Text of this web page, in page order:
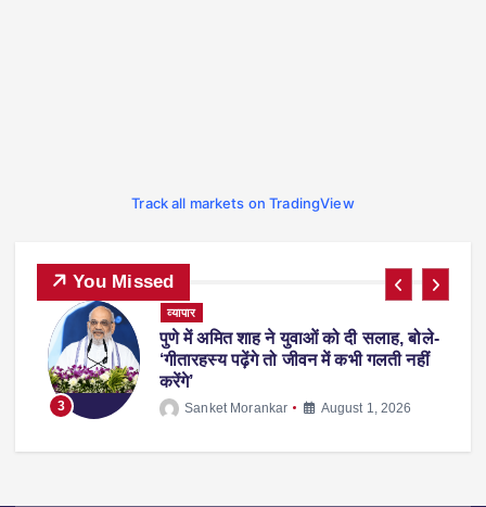
Track all markets on TradingView
You Missed
3
व्यापार
पुणे में अमित शाह ने युवाओं को दी सलाह, बोले-
‘गीतारहस्य पढ़ेंगे तो जीवन में कभी गलती नहीं
करेंगे’
Sanket Morankar August 1, 2026